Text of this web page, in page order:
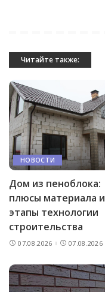
Читайте также:
НОВОСТИ
Дом из пеноблока:
плюсы материала и
этапы технологии
строительства
07.08.2026 07.08.2026